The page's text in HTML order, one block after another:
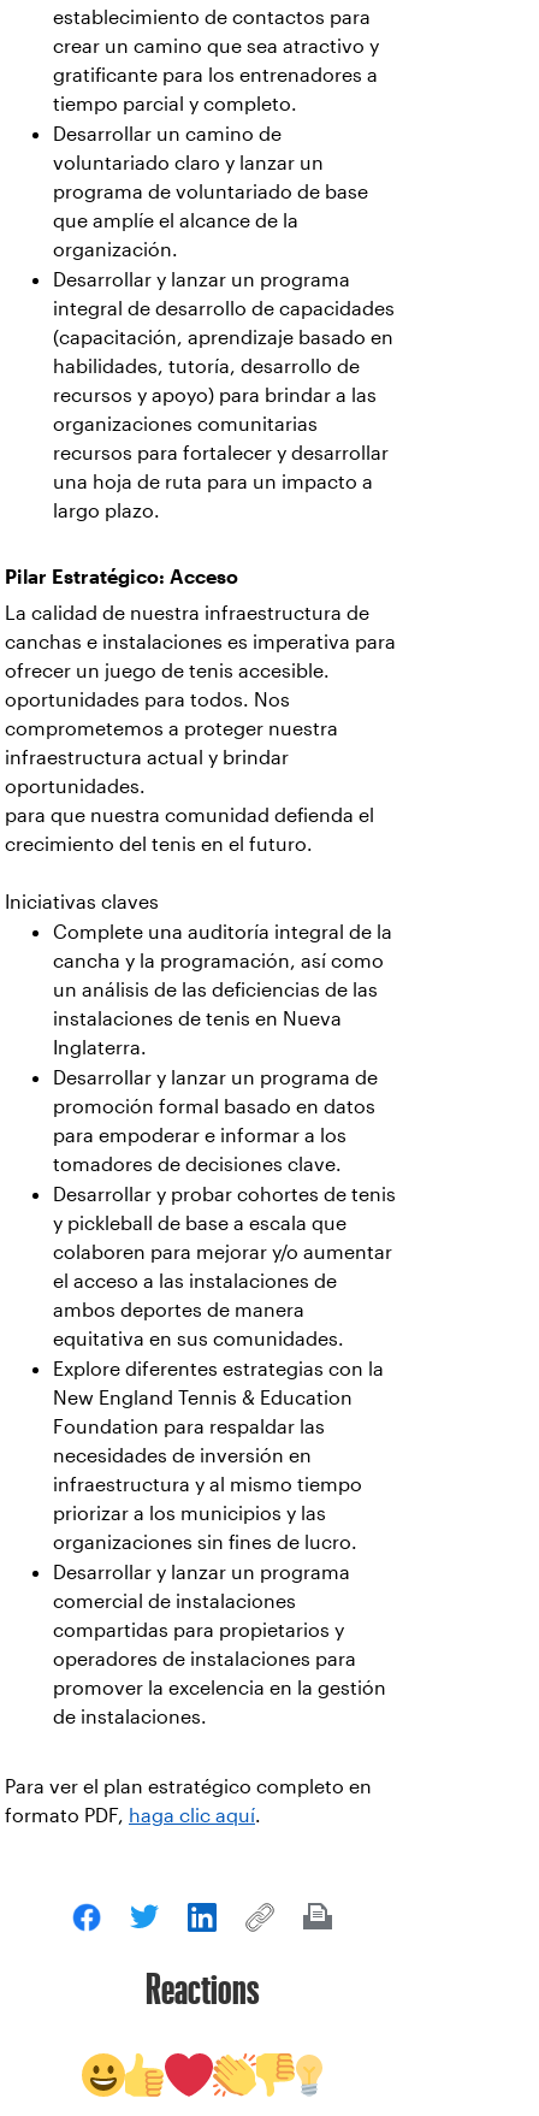
establecimiento de contactos para
crear un camino que sea atractivo y
gratificante para los entrenadores a
tiempo parcial y completo.
Desarrollar un camino de
voluntariado claro y lanzar un
programa de voluntariado de base
que amplíe el alcance de la
organización.
Desarrollar y lanzar un programa
integral de desarrollo de capacidades
(capacitación, aprendizaje basado en
habilidades, tutoría, desarrollo de
recursos y apoyo) para brindar a las
organizaciones comunitarias
recursos para fortalecer y desarrollar
una hoja de ruta para un impacto a
largo plazo.
Pilar Estratégico: Acceso
La calidad de nuestra infraestructura de
canchas e instalaciones es imperativa para
ofrecer un juego de tenis accesible.
oportunidades para todos. Nos
comprometemos a proteger nuestra
infraestructura actual y brindar
oportunidades.
para que nuestra comunidad defienda el
crecimiento del tenis en el futuro.
Iniciativas claves
Complete una auditoría integral de la
cancha y la programación, así como
un análisis de las deficiencias de las
instalaciones de tenis en Nueva
Inglaterra.
Desarrollar y lanzar un programa de
promoción formal basado en datos
para empoderar e informar a los
tomadores de decisiones clave.
Desarrollar y probar cohortes de tenis
y pickleball de base a escala que
colaboren para mejorar y/o aumentar
el acceso a las instalaciones de
ambos deportes de manera
equitativa en sus comunidades.
Explore diferentes estrategias con la
New England Tennis & Education
Foundation para respaldar las
necesidades de inversión en
infraestructura y al mismo tiempo
priorizar a los municipios y las
organizaciones sin fines de lucro.
Desarrollar y lanzar un programa
comercial de instalaciones
compartidas para propietarios y
operadores de instalaciones para
promover la excelencia en la gestión
de instalaciones.
Para ver el plan estratégico completo en
formato PDF, haga clic aquí.
Reactions